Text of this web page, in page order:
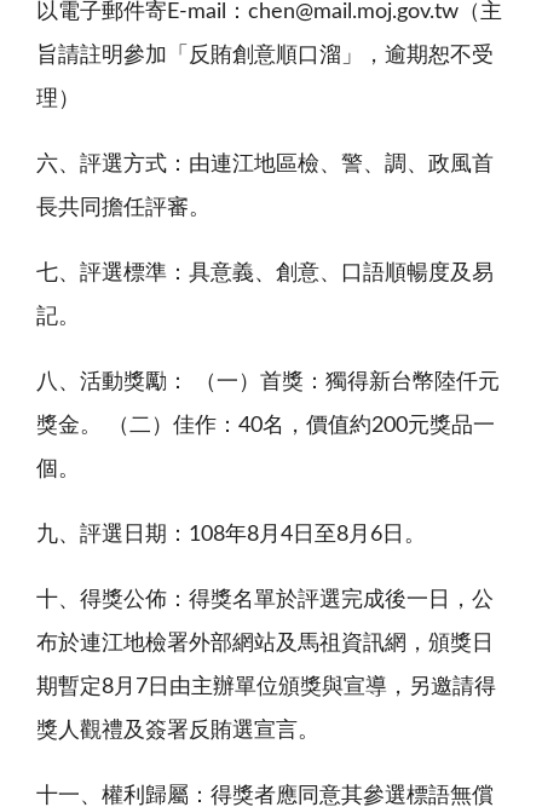
以電子郵件寄E-mail：chen@mail.moj.gov.tw（主
旨請註明參加「反賄創意順口溜」，逾期恕不受
理）
六、評選方式：由連江地區檢、警、調、政風首
長共同擔任評審。
七、評選標準：具意義、創意、口語順暢度及易
記。
八、活動獎勵： （一）首獎：獨得新台幣陸仟元
獎金。 （二）佳作：40名，價值約200元獎品一
個。
九、評選日期：108年8月4日至8月6日。
十、得獎公佈：得獎名單於評選完成後一日，公
布於連江地檢署外部網站及馬祖資訊網，頒獎日
期暫定8月7日由主辦單位頒獎與宣導，另邀請得
獎人觀禮及簽署反賄選宣言。
十一、權利歸屬：得獎者應同意其參選標語無償